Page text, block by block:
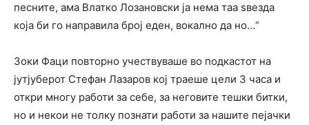
песните, ама Влатко Лозановски ја нема таа ѕвезда
која би го направила број еден, вокално да но…“
Зоки Фаци повторно учествуваше во подкастот на
јутјуберот Стефан Лазаров кој траеше цели 3 часа и
откри многу работи за себе, за неговите тешки битки,
но и некои не толку познати работи за нашите пејачки